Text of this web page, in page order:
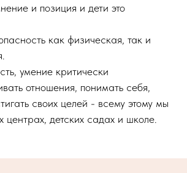
и позиция и дети это
как физическая, так и
умение критически
отношения, понимать себя,
своих целей - всему этому мы
детских садах и школе.